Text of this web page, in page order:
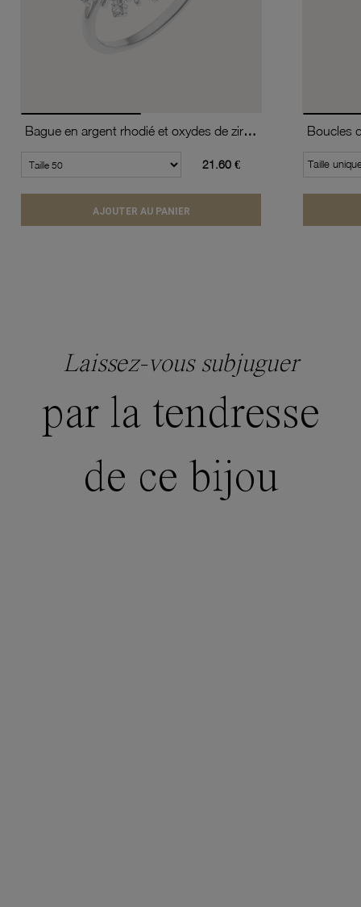
Bague en argent rhodié et oxydes de zirconium, coeur
21.60 €
AJOUTER AU PANIER
Taille
Laissez-vous subjuguer
par la tendresse
de ce bijou